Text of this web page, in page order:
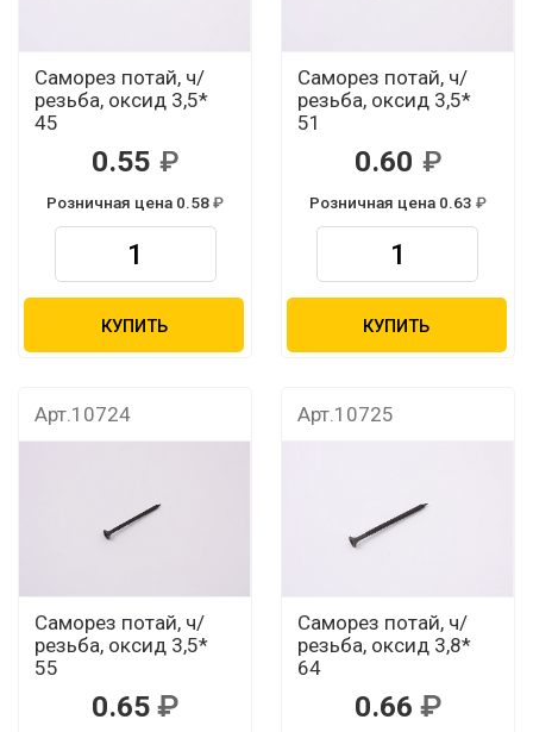
Саморез потай, ч/
резьба, оксид 3,5*
45
0.55
Розничная цена 0.58
КУПИТЬ
Саморез потай, ч/
резьба, оксид 3,5*
51
0.60
Розничная цена 0.63
КУПИТЬ
Арт.10724
Саморез потай, ч/
резьба, оксид 3,5*
55
0.65
Арт.10725
Саморез потай, ч/
резьба, оксид 3,8*
64
0.66